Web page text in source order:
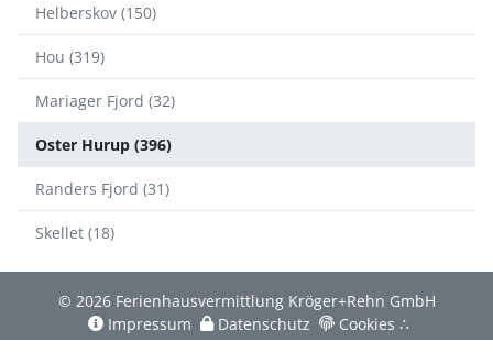
Helberskov (150)
Hou (319)
Mariager Fjord (32)
Oster Hurup (396)
Randers Fjord (31)
Skellet (18)
© 2026 Ferienhausvermittlung Kröger+Rehn GmbH
Impressum
Datenschutz Cookies ∴